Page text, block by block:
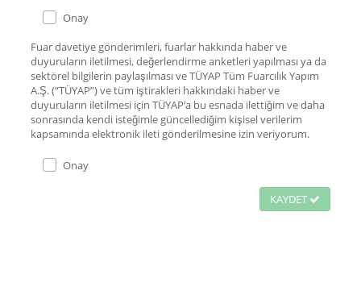
Onay
Fuar davetiye gönderimleri, fuarlar hakkında haber ve
duyuruların iletilmesi, değerlendirme anketleri yapılması ya da
sektörel bilgilerin paylaşılması ve TÜYAP Tüm Fuarcılık Yapım
A.Ş. (“TÜYAP”) ve tüm iştirakleri hakkındaki haber ve
duyuruların iletilmesi için TÜYAP’a bu esnada ilettiğim ve daha
sonrasında kendi isteğimle güncellediğim kişisel verilerim
kapsamında elektronik ileti gönderilmesine izin veriyorum.
Onay
KAYDET